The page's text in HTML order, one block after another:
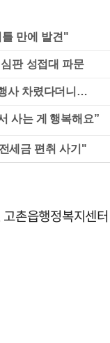
만에 발견"
판 성접대 파문
사 차렸다더니…
세금 편취 사기"
촌읍행정복지센터